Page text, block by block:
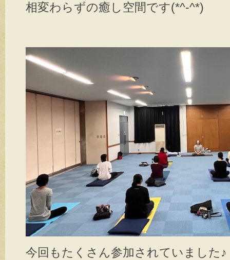
相変わらずの癒し空間です(*^-^*)
今回もたくさん参加されていました♪